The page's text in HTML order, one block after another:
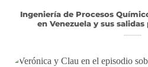
Ingeniería de Procesos
en Venezuela y sus